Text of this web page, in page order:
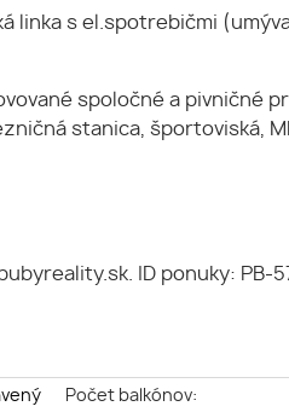
linka s el.spotrebičmi
spoločné a pivničné
stanica, športoviská,
ID ponuky: PB-
Počet balkónov: